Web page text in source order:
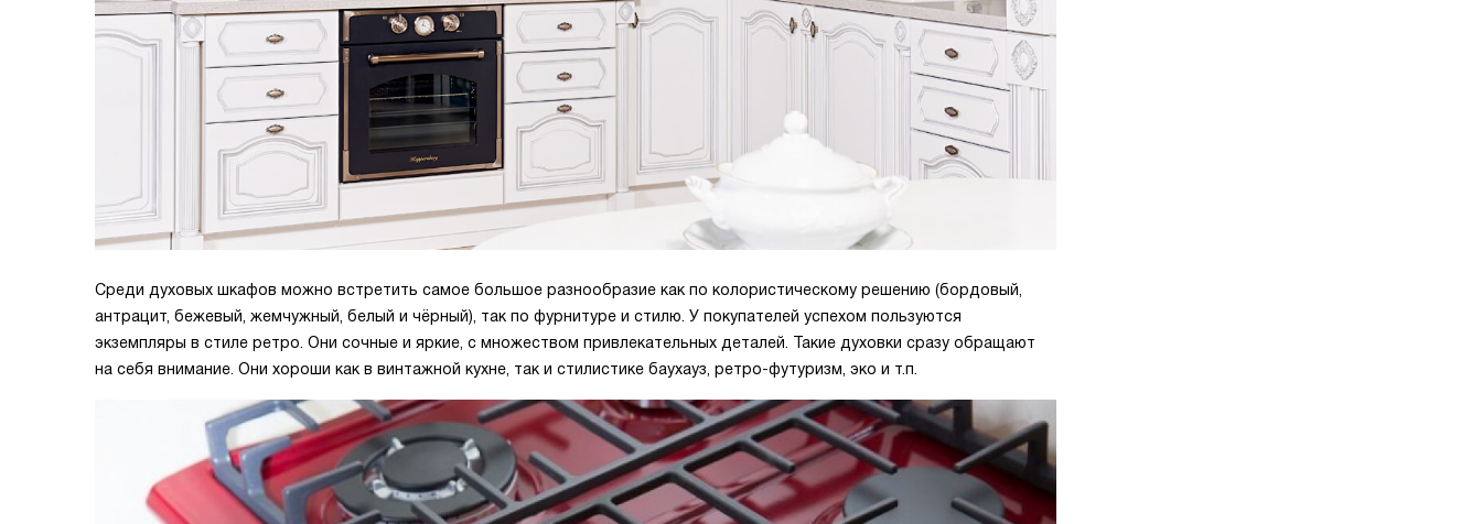
Среди духовых шкафов можно встретить самое большое разнообразие как по колористическому решению (бордовый,
антрацит, бежевый, жемчужный, белый и чёрный), так по фурнитуре и стилю. У покупателей успехом пользуются
экземпляры в стиле ретро. Они сочные и яркие, с множеством привлекательных деталей. Такие духовки сразу обращают
на себя внимание. Они хороши как в винтажной кухне, так и стилистике баухауз, ретро-футуризм, эко и т.п.